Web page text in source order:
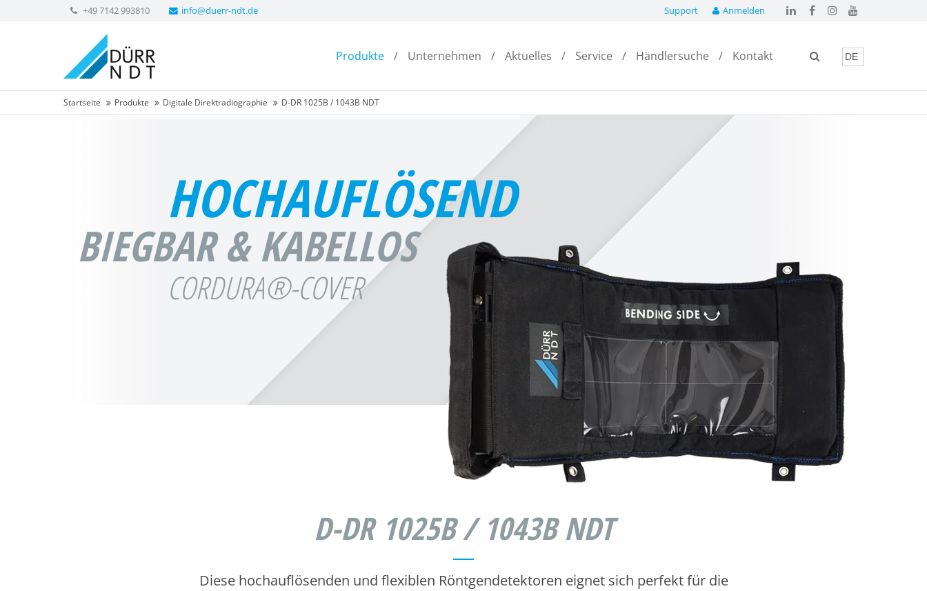
Anmelden
Support
+49 7142 993810 info@duerr-ndt.de
Produkte Unternehmen Aktuelles Service Händlersuche Kontakt
Startseite Produkte Digitale Direktradiographie D-DR 1025B / 1043B NDT
HOCHAUFLÖSEND
BIEGBAR & KABELLOS
CORDURA®-COVER
D-DR 1025B / 1043B NDT
Diese hochauflösenden und flexiblen Röntgendetektoren eignet sich perfekt für die